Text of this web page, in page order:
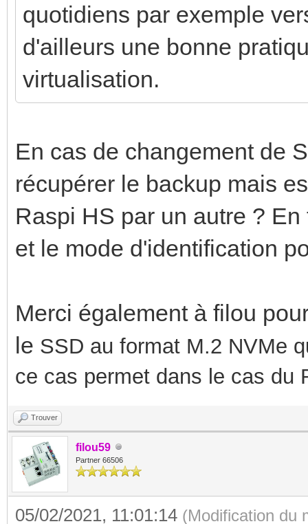
quotidiens par exemple
d'ailleurs une bonne
virtualisation.
En cas de changement de
récupérer le backup mais
Raspi HS par un autre ?
et le mode d'identification
Merci également à filou
le SSD au format M.2 NVMe
ce cas permet dans le cas du
Trouver
filou59
Partner 66506
05/02/2021, 11:01:14 (Modification du